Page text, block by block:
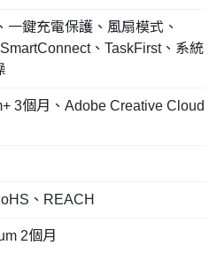
一鍵充電保護、風扇模式、
、TaskFirst、系統
3個月、Adobe Creative Cloud
、REACH
2個月